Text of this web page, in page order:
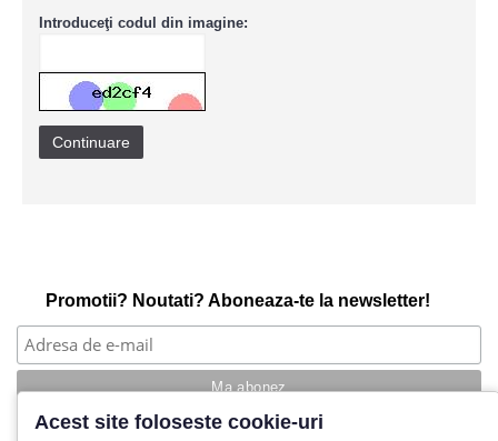
Introduceţi codul din imagine:
Continuare
Promotii? Noutati? Aboneaza-te la newsletter!
Acest site foloseste cookie-uri